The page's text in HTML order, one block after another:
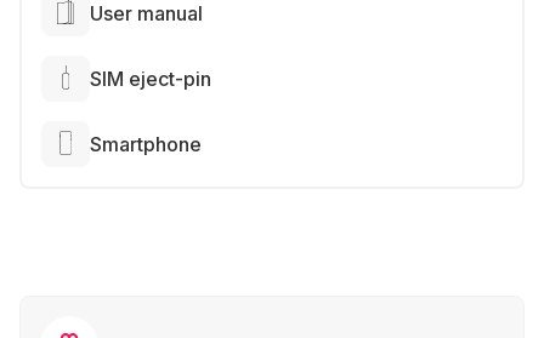
User manual
SIM eject-pin
Smartphone